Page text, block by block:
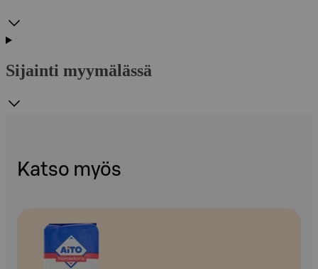
Sijainti myymälässä
Katso myös